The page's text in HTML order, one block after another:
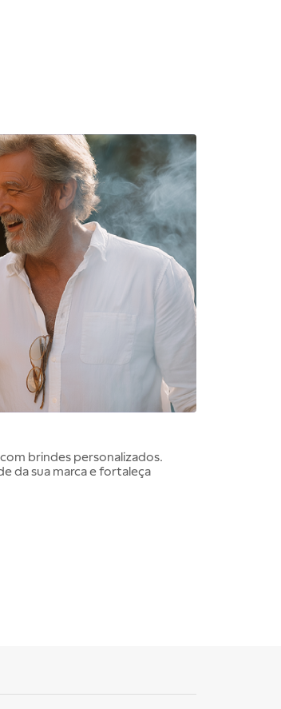
brindes personalizados.
da sua marca e fortaleça